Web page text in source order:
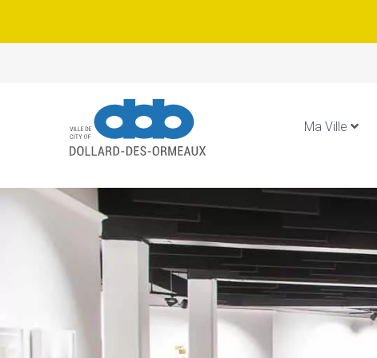
Ma Ville